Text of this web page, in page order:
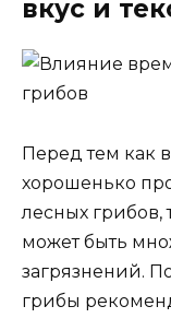
вкус и
Перед тем как
хорошенько
лесных грибов,
может быть
загрязнений.
грибы